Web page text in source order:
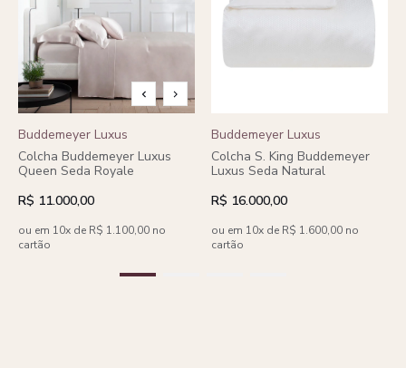
Buddemeyer Luxus
Colcha Buddemeyer Luxus
Queen Seda Royale
R$ 11.000,00
ou em 10x de R$ 1.100,00 no
cartão
Buddemeyer Luxus
Colcha S. King Buddemeyer
Luxus Seda Natural
R$ 16.000,00
ou em 10x de R$ 1.600,00 no
cartão